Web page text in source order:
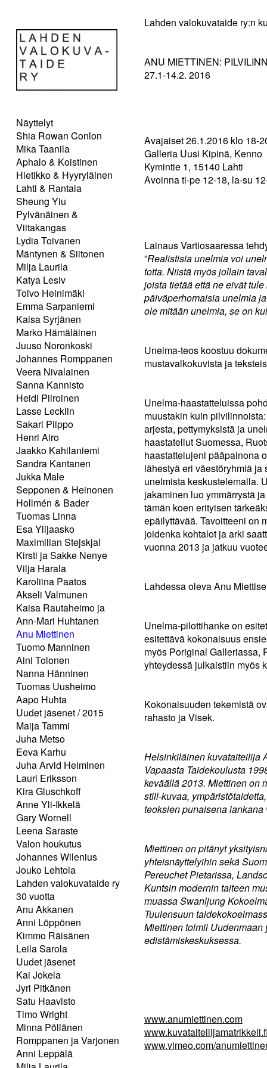
Näyttelyt
Shia Rowan Conlon
Mika Taanila
Aphalo & Koistinen
Hietikko & Hyyryläinen
Lahti & Rantala
Sheung Yiu
Pylvänäinen &
Viitakangas
Lydia Toivanen
Mäntynen & Siitonen
Milja Laurila
Katya Lesiv
Toivo Heinimäki
Emma Sarpaniemi
Kaisa Syrjänen
Marko Hämäläinen
Juuso Noronkoski
Johannes Romppanen
Veera Nivalainen
Sanna Kannisto
Heidi Piiroinen
Lasse Lecklin
Sakari Piippo
Henri Airo
Jaakko Kahilaniemi
Sandra Kantanen
Jukka Male
Sepponen & Heinonen
Hollmén & Bader
Tuomas Linna
Esa Ylijaasko
Maximilian Stejskjal
Kirsti ja Sakke Nenye
Vilja Harala
Karoliina Paatos
Akseli Valmunen
Kaisa Rautaheimo ja
Ann-Mari Huhtanen
Anu Miettinen
Tuomo Manninen
Aini Tolonen
Nanna Hänninen
Tuomas Uusheimo
Aapo Huhta
Uudet jäsenet / 2015
Maija Tammi
Juha Metso
Eeva Karhu
Juha Arvid Helminen
Lauri Eriksson
Kira Gluschkoff
Anne Yli-Ikkelä
Gary Wornell
Leena Saraste
Valon houkutus
Johannes Wilenius
Jouko Lehtola
Lahden valokuvataide ry
30 vuotta
Anu Akkanen
Anni Löppönen
Kimmo Räisänen
Leila Sarola
Uudet jäsenet
Kai Jokela
Jyri Pitkänen
Satu Haavisto
Timo Wright
Minna Pöllänen
Romppanen ja Varjonen
Anni Leppälä
Lahden valokuvataide ry:n
ANU MIETTINEN:
27.1-14.2. 2016
Avajaiset 26.1.2016 klo 18-
Galleria Uusi Kipinä, Kenno
Kymintie 1, 15140 Lahti
Avoinna ti-pe 12-18, la-su
Lainaus Vartiosaaressa
”Realistisia unelmia voi
totta. Niistä myös jollain
joista tietää että ne eivät
päiväperhomaisia unelmia
ole mitään unelmia, se on
Unelma-teos koostuu
mustavalkokuvista ja
Unelma-haastatteluissa
muustakin kuin
arjesta, pettymyksistä ja
haastatellut Suomessa,
haastattelujeni pääpainona
lähestyä eri väestöryhmiä
unelmista keskustelemalla.
jakaminen luo ymmärrystä
tämän koen erityisen
epäilyttävää. Tavoitteeni on
joidenka kohtalot ja arki
vuonna 2013 ja jatkuu
Lahdessa oleva Anu
Unelma-pilottihanke on
esitettävä kokonaisuus
myös Poriginal Galleriassa,
yhteydessä julkaistiin myös
Kokonaisuuden tekemistä
rahasto ja Visek.
Helsinkiläinen kuvataiteilija
Vapaasta Taidekoulusta
keväällä 2013. Miettinen on
still-kuvaa,
teoksien punaisena
Miettinen on pitänyt
yhteisnäyttelyihin sekä
Pereuchet Pietarissa,
Kuntsin modernin taiteen
muassa Swanljung
Tuulensuun
Miettinen toimii
edistämiskeskuksessa.
www.anumiettinen.com
www.vimeo.com/